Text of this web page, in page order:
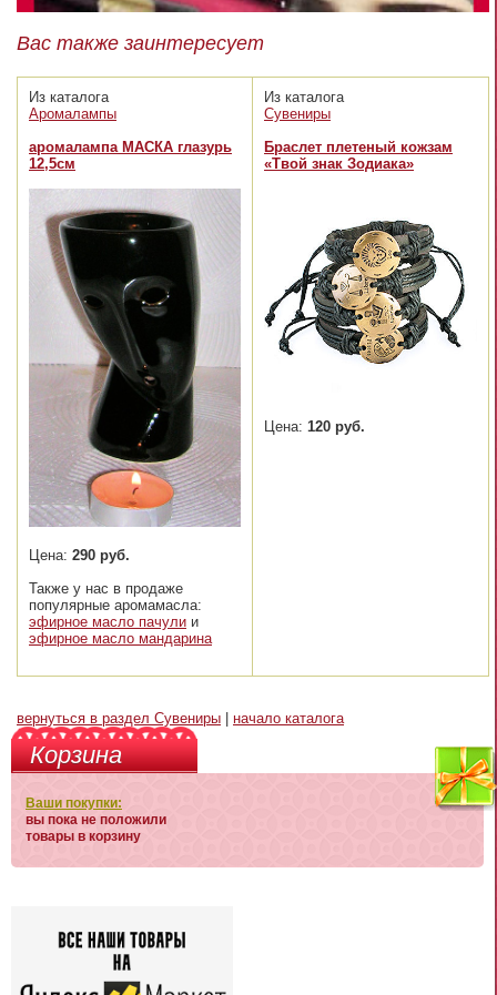
Вас также заинтересует
Из каталога
Аромалампы
аромалампа МАСКА глазурь
12,5см
Цена: 290 руб.
Также у нас в продаже
популярные аромамасла:
эфирное масло пачули и
эфирное масло мандарина
Из каталога
Сувениры
Браслет плетеный кожзам
«Твой знак Зодиака»
Цена: 120 руб.
вернуться в раздел Сувениры | начало каталога
Корзина
Ваши покупки:
вы пока не положили
товары в корзину